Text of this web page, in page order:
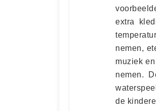
extra
nemen,
muziek
nemen.
de